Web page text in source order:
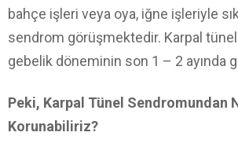
bahçe işleri veya oya, iğne işleriyle
sendrom görüşmektedir. Karpal
gebelik döneminin son 1 – 2 ayında
Peki, Karpal Tünel Sendromundan
Korunabiliriz?